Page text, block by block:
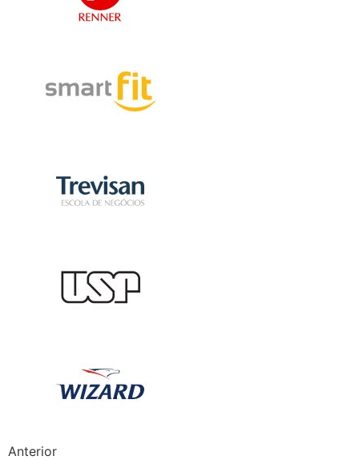
Anterior